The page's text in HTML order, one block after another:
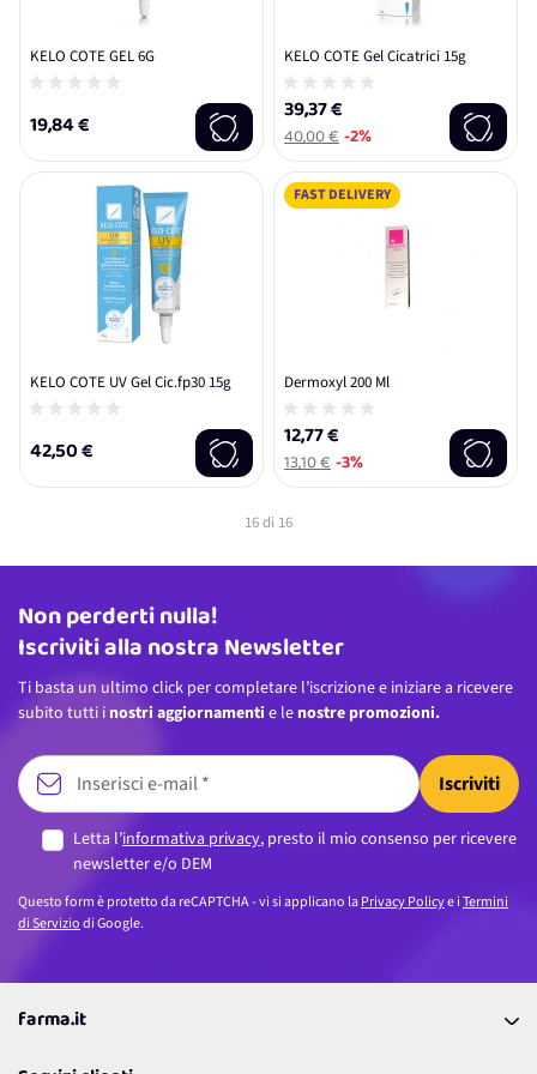
KELO COTE GEL 6G
19,84 €
KELO COTE Gel Cicatrici 15g
39,37 €
40,00 €-2%
KELO COTE UV Gel Cic.fp30 15g
42,50 €
FAST DELIVERY
Dermoxyl 200 Ml
12,77 €
13,10 €-3%
16di 16
Indirizzo email
Non perderti nulla!
Iscriviti alla nostra Newsletter
Ti basta un ultimo click per completare l’iscrizione e iniziare a ricevere
subito tutti i nostri aggiornamenti e le nostre promozioni.
Iscriviti
Letta l’informativa privacy, presto il mio consenso per ricevere
newsletter e/o DEM
Questo form è protetto da reCAPTCHA - vi si applicano laPrivacy Policye iTermini
di Serviziodi Google.
farma.it